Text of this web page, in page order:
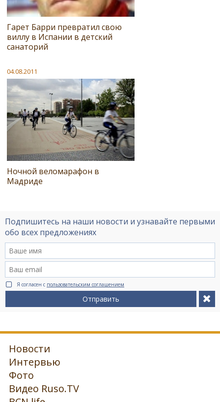
Гарет Барри превратил свою
виллу в Испании в детский
санаторий
04.08.2011
Ночной веломарафон в
Мадриде
Подпишитесь на наши новости и узнавайте первыми
обо всех предложениях
Я согласен с пользовательским соглашением
Отправить
Новости
Интервью
Фото
Видео Ruso.TV